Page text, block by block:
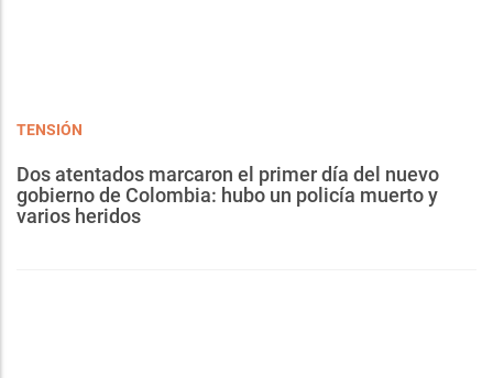
TENSIÓN
Dos atentados marcaron el primer día del nuevo
gobierno de Colombia: hubo un policía muerto y
varios heridos